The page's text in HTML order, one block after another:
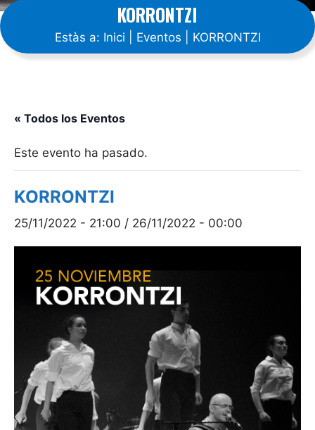
KORRONTZI
Estàs a: Inici Eventos KORRONTZI
« Todos los Eventos
Este evento ha pasado.
KORRONTZI
25/11/2022 - 21:00 / 26/11/2022 - 00:00